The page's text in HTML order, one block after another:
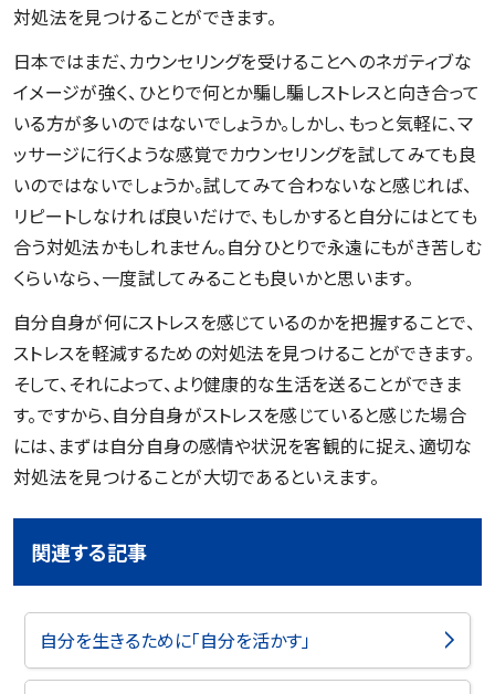
対処法を見つけることができます。
日本ではまだ、カウンセリングを受けることへのネガティブな
イメージが強く、ひとりで何とか騙し騙しストレスと向き合って
いる方が多いのではないでしょうか。しかし、もっと気軽に、マ
ッサージに行くような感覚でカウンセリングを試してみても良
いのではないでしょうか。試してみて合わないなと感じれば、
リピートしなければ良いだけで、もしかすると自分にはとても
合う対処法かもしれません。自分ひとりで永遠にもがき苦しむ
くらいなら、一度試してみることも良いかと思います。
自分自身が何にストレスを感じているのかを把握することで、
ストレスを軽減するための対処法を見つけることができます。
そして、それによって、より健康的な生活を送ることができま
す。ですから、自分自身がストレスを感じていると感じた場合
には、まずは自分自身の感情や状況を客観的に捉え、適切な
対処法を見つけることが大切であるといえます。
関連する記事
自分を生きるために「自分を活かす」